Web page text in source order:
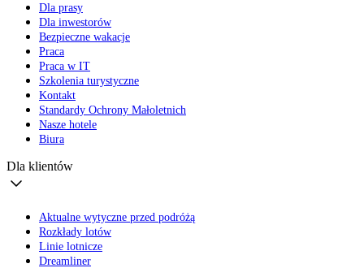
Dla prasy
Dla inwestorów
Bezpieczne wakacje
Praca
Praca w IT
Szkolenia turystyczne
Kontakt
Standardy Ochrony Małoletnich
Nasze hotele
Biura
Dla klientów
Aktualne wytyczne przed podróżą
Rozkłady lotów
Linie lotnicze
Dreamliner